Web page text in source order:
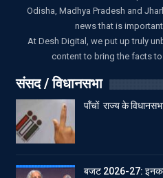
Odisha, Madhya Pradesh and
news that is
At Desh Digital, we put up truly
content to bring the facts
संसद / विधानसभा
पाँचों राज्य के
बजट 2026-27: